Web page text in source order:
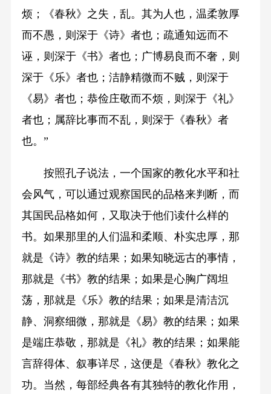
烦；《春秋》之失，乱。其为人也，温柔敦厚
而不愚，则深于《诗》者也；疏通知远而不
诬，则深于《书》者也；广博易良而不奢，则
深于《乐》者也；洁静精微而不贼，则深于
《易》者也；恭俭庄敬而不烦，则深于《礼》
者也；属辞比事而不乱，则深于《春秋》者
也。”
按照孔子说法，一个国家的教化水平和社
会风气，可以通过观察国民的品格来判断，而
其国民品格如何，又取决于他们读什么样的
书。如果那里的人们温和柔顺、朴实忠厚，那
就是《诗》教的结果；如果知晓远古的事情，
那就是《书》教的结果；如果是心胸广阔坦
荡，那就是《乐》教的结果；如果是清洁沉
静、洞察细微，那就是《易》教的结果；如果
是端庄恭敬，那就是《礼》教的结果；如果能
言辞得体、叙事详尽，这便是《春秋》教化之
功。当然，每部经典各有其独特的教化作用，